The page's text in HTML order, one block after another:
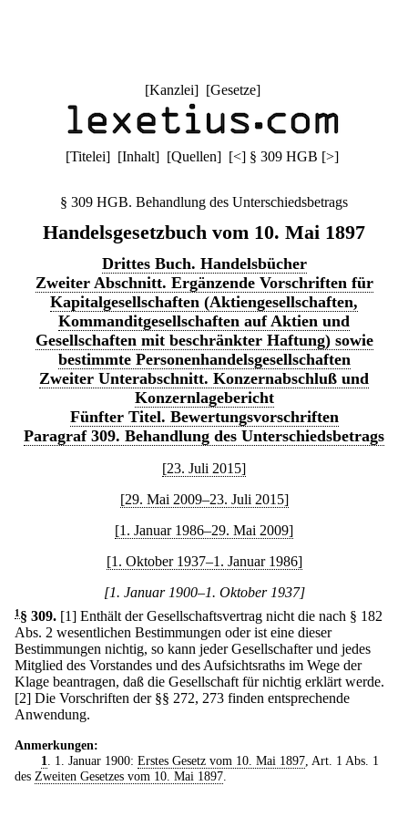
[Kanzlei] [Gesetze]
[Titelei] [Inhalt] [Quellen] [<] § 309 HGB [>]
§ 309 HGB. Behandlung des Unterschiedsbetrags
Handelsgesetzbuch vom 10. Mai 1897
Drittes Buch. Handelsbücher
Zweiter Abschnitt. Ergänzende Vorschriften für
Kapitalgesellschaften (Aktiengesellschaften,
Kommanditgesellschaften auf Aktien und
Gesellschaften mit beschränkter Haftung) sowie
bestimmte Personenhandelsgesellschaften
Zweiter Unterabschnitt. Konzernabschluß und
Konzernlagebericht
Fünfter Titel. Bewertungsvorschriften
Paragraf 309. Behandlung des Unterschiedsbetrags
[23. Juli 2015]
[29. Mai 2009–23. Juli 2015]
[1. Januar 1986–29. Mai 2009]
[1. Oktober 1937–1. Januar 1986]
[1. Januar 1900–1. Oktober 1937]
1 § 309. [1] Enthält der Gesellschaftsvertrag nicht die nach § 182
Abs. 2 wesentlichen Bestimmungen oder ist eine dieser
Bestimmungen nichtig, so kann jeder Gesellschafter und jedes
Mitglied des Vorstandes und des Aufsichtsraths im Wege der
Klage beantragen, daß die Gesellschaft für nichtig erklärt werde.
[2] Die Vorschriften der §§ 272, 273 finden entsprechende
Anwendung.
Anmerkungen:
1
. 1. Januar 1900: Erstes Gesetz vom 10. Mai 1897, Art. 1 Abs. 1
des Zweiten Gesetzes vom 10. Mai 1897